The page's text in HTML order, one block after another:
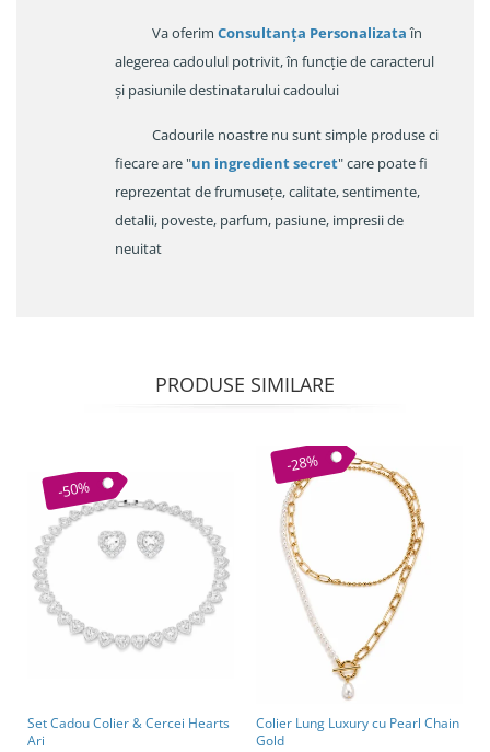
Va oferim Consultanța Personalizataîn
alegerea cadoulul potrivit, în funcție de caracterul
și pasiunile destinatarului cadoului
Cadourile noastre nu sunt simple produse ci
fiecare are "un ingredient secret" care poate fi
reprezentat de frumusețe, calitate, sentimente,
detalii, poveste, parfum, pasiune, impresii de
neuitat
PRODUSE SIMILARE
-50%
Set Cadou Colier & Cercei Hearts
Ari
-28%
Colier Lung Luxury cu Pearl Chain
Gold